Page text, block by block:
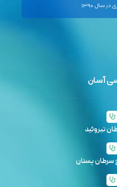
سال ۱۳۹۰
آسان
تیروئید
سرطان پستان